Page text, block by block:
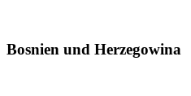
Bosnien und Herzegowina